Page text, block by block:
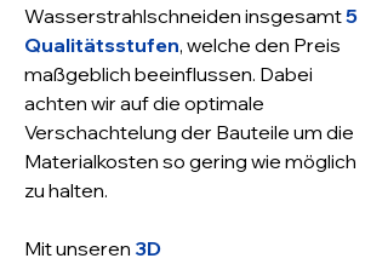
Wasserstrahlschneiden insgesamt5
Qualitätsstufen, welche den Preis
maßgeblich beeinflussen. Dabei
achten wir auf die optimale
Verschachtelung der Bauteile um die
Materialkosten so gering wie möglich
zu halten.
Mit unseren 3D